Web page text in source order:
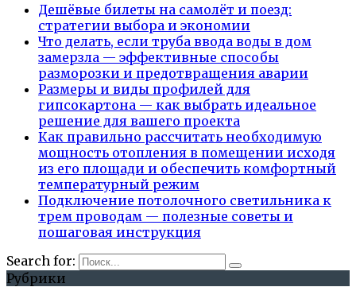
Дешёвые билеты на самолёт и поезд:
стратегии выбора и экономии
Что делать, если труба ввода воды в дом
замерзла — эффективные способы
разморозки и предотвращения аварии
Размеры и виды профилей для
гипсокартона — как выбрать идеальное
решение для вашего проекта
Как правильно рассчитать необходимую
мощность отопления в помещении исходя
из его площади и обеспечить комфортный
температурный режим
Подключение потолочного светильника к
трем проводам — полезные советы и
пошаговая инструкция
Search for:
Рубрики